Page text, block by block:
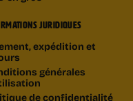
JURIDIQUES
expédition et
générales
de confidentialité